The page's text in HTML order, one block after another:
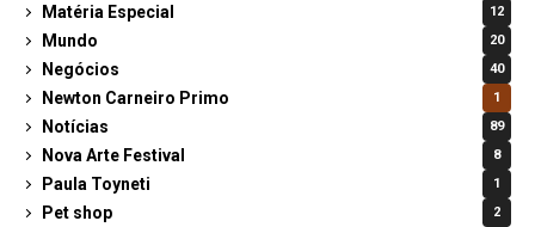
Matéria Especial 12
Mundo 20
Negócios 40
Newton Carneiro Primo 1
Notícias 89
Nova Arte Festival 8
Paula Toyneti 1
Pet shop 2